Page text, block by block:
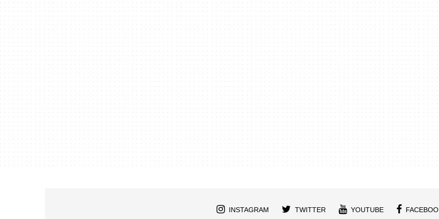
INSTAGRAM TWITTER YOUTUBE